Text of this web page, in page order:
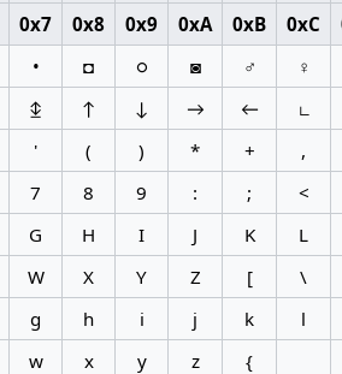
0x7 0x8 0x9 0xA 0xB 0xC
• ◘ ○ ◙ ♂ ♀
↨ ↑ ↓ → ← ∟
' ( ) * + ,
7 8 9 : ; <
G H I J K L
W X Y Z [ \
g h i j k l
w x y z {